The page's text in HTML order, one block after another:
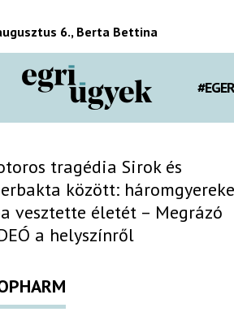
6., Berta Bettina
tragédia Sirok és
között:
vesztette életét – Megrázó
a helyszínről